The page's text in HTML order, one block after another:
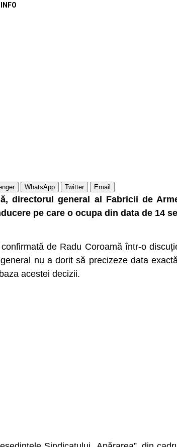
WhatsApp Twitter Email
directorul general al Fabricii de
pe care o ocupa din data de 14
de Radu Coroamă într-o
nu a dorit să precizeze data
acestei decizii.